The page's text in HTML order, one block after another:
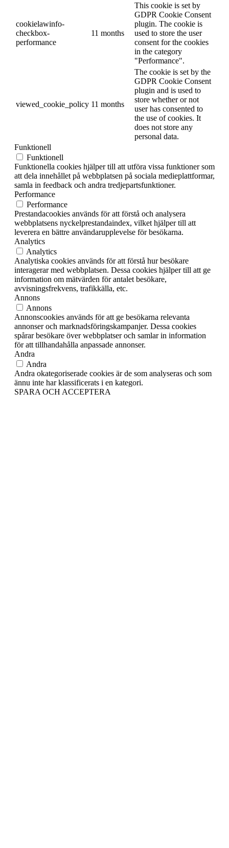
cookielawinfo-
checkbox-
performance
11 months
This cookie is set by
GDPR Cookie Consent
plugin. The cookie is
used to store the user
consent for the cookies
in the category
"Performance".
viewed_cookie_policy 11 months
The cookie is set by the
GDPR Cookie Consent
plugin and is used to
store whether or not
user has consented to
the use of cookies. It
does not store any
personal data.
Funktionell
Funktionell
Funktionella cookies hjälper till att utföra vissa funktioner som
att dela innehållet på webbplatsen på sociala medieplattformar,
samla in feedback och andra tredjepartsfunktioner.
Performance
Performance
Prestandacookies används för att förstå och analysera
webbplatsens nyckelprestandaindex, vilket hjälper till att
leverera en bättre användarupplevelse för besökarna.
Analytics
Analytics
Analytiska cookies används för att förstå hur besökare
interagerar med webbplatsen. Dessa cookies hjälper till att ge
information om mätvärden för antalet besökare,
avvisningsfrekvens, trafikkälla, etc.
Annons
Annons
Annonscookies används för att ge besökarna relevanta
annonser och marknadsföringskampanjer. Dessa cookies
spårar besökare över webbplatser och samlar in information
för att tillhandahålla anpassade annonser.
Andra
Andra
Andra okategoriserade cookies är de som analyseras och som
ännu inte har klassificerats i en kategori.
SPARA OCH ACCEPTERA